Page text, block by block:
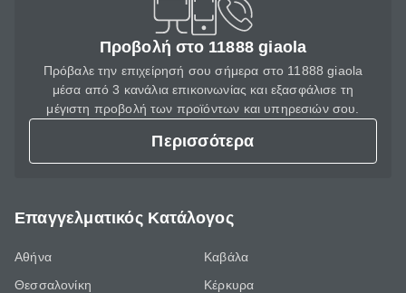
Προβολή στο 11888 giaola
Πρόβαλε την επιχείρησή σου σήμερα στο 11888 giaola
μέσα από 3 κανάλια επικοινωνίας και εξασφάλισε τη
μέγιστη προβολή των προϊόντων και υπηρεσιών σου.
Περισσότερα
Επαγγελματικός Κατάλογος
Αθήνα
Θεσσαλονίκη
Καβάλα
Κέρκυρα